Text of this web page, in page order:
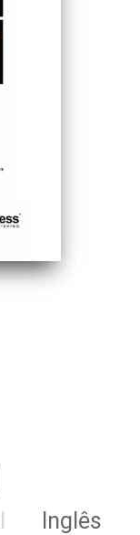
Inglês